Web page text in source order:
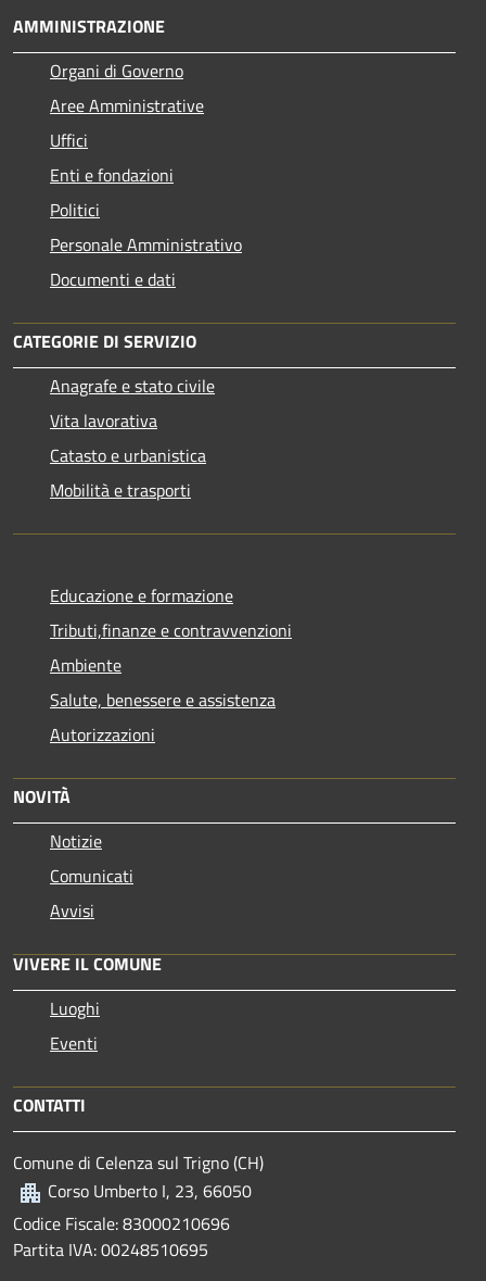
AMMINISTRAZIONE
Organi di Governo
Aree Amministrative
Uffici
Enti e fondazioni
Politici
Personale Amministrativo
Documenti e dati
CATEGORIE DI SERVIZIO
Anagrafe e stato civile
Vita lavorativa
Catasto e urbanistica
Mobilità e trasporti
Educazione e formazione
Tributi,finanze e contravvenzioni
Ambiente
Salute, benessere e assistenza
Autorizzazioni
NOVITÀ
Notizie
Comunicati
Avvisi
VIVERE IL COMUNE
Luoghi
Eventi
CONTATTI
Comune di Celenza sul Trigno (CH)
Corso Umberto I, 23, 66050
Codice Fiscale: 83000210696
Partita IVA: 00248510695